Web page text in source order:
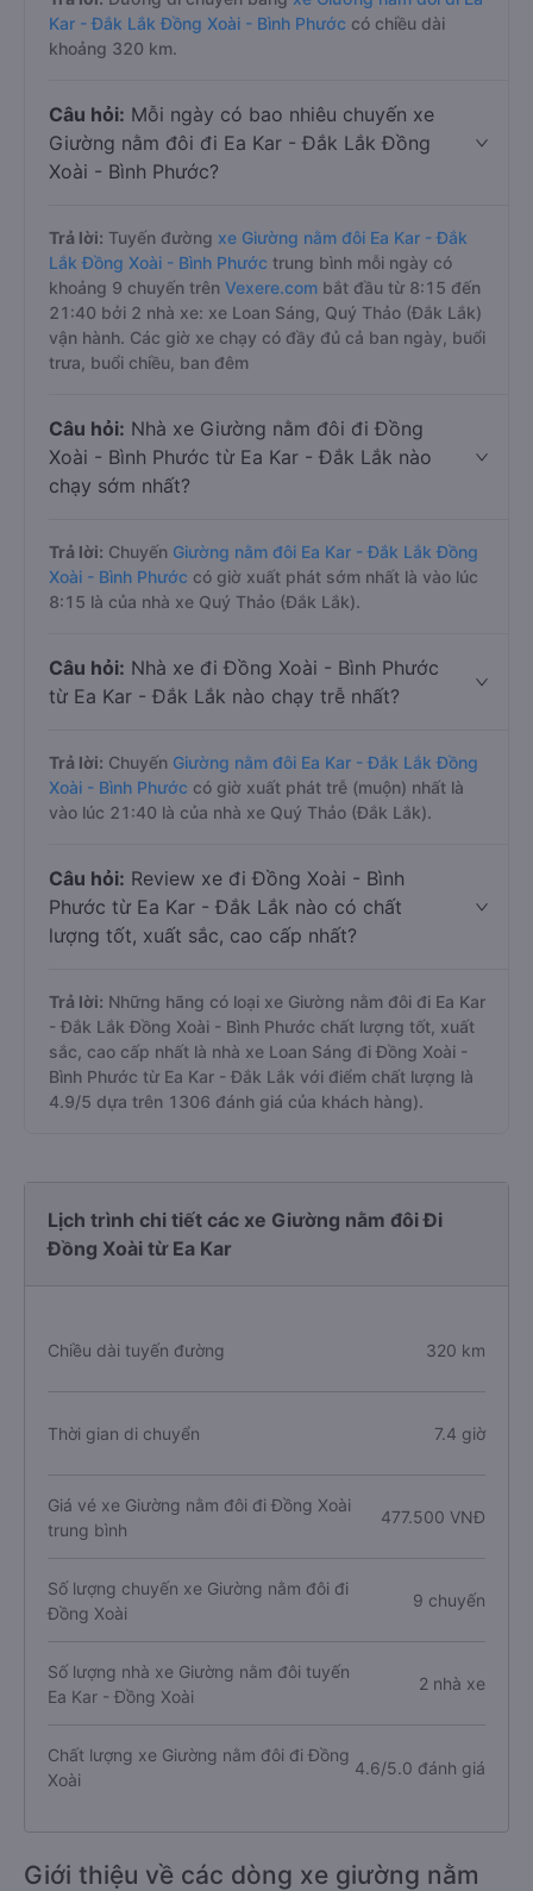
Kar - Đắk Lắk Đồng Xoài - Bình Phước có chiều dài
khoảng 320 km.
Câu hỏi: Mỗi ngày có bao nhiêu chuyến xe
Giường nằm đôi đi Ea Kar - Đắk Lắk Đồng
Xoài - Bình Phước?
Trả lời: Tuyến đường xe Giường nằm đôi Ea Kar - Đắk
Lắk Đồng Xoài - Bình Phước trung bình mỗi ngày có
khoảng 9 chuyến trên Vexere.com bắt đầu từ 8:15 đến
21:40 bởi 2 nhà xe: xe Loan Sáng, Quý Thảo (Đắk Lắk)
vận hành. Các giờ xe chạy có đầy đủ cả ban ngày, buổi
trưa, buổi chiều, ban đêm
Câu hỏi: Nhà xe Giường nằm đôi đi Đồng
Xoài - Bình Phước từ Ea Kar - Đắk Lắk nào
chạy sớm nhất?
Trả lời: Chuyến Giường nằm đôi Ea Kar - Đắk Lắk Đồng
Xoài - Bình Phước có giờ xuất phát sớm nhất là vào lúc
8:15 là của nhà xe Quý Thảo (Đắk Lắk).
Câu hỏi: Nhà xe đi Đồng Xoài - Bình Phước
từ Ea Kar - Đắk Lắk nào chạy trễ nhất?
Trả lời: Chuyến Giường nằm đôi Ea Kar - Đắk Lắk Đồng
Xoài - Bình Phước có giờ xuất phát trễ (muộn) nhất là
vào lúc 21:40 là của nhà xe Quý Thảo (Đắk Lắk).
Câu hỏi: Review xe đi Đồng Xoài - Bình
Phước từ Ea Kar - Đắk Lắk nào có chất
lượng tốt, xuất sắc, cao cấp nhất?
Trả lời: Những hãng có loại xe Giường nằm đôi đi Ea Kar
- Đắk Lắk Đồng Xoài - Bình Phước chất lượng tốt, xuất
sắc, cao cấp nhất là nhà xe Loan Sáng đi Đồng Xoài -
Bình Phước từ Ea Kar - Đắk Lắk với điểm chất lượng là
4.9/5 dựa trên 1306 đánh giá của khách hàng).
Lịch trình chi tiết các xe Giường nằm đôi Đi
Đồng Xoài từ Ea Kar
Chiều dài tuyến đường 320 km
Thời gian di chuyển 7.4 giờ
Giá vé xe Giường nằm đôi đi Đồng Xoài
trung bình
477.500 VNĐ
Số lượng chuyến xe Giường nằm đôi đi
Đồng Xoài
9 chuyến
Số lượng nhà xe Giường nằm đôi tuyến
Ea Kar - Đồng Xoài
2 nhà xe
Chất lượng xe Giường nằm đôi đi Đồng
Xoài
4.6/5.0 đánh giá
Giới thiệu về các dòng xe giường nằm